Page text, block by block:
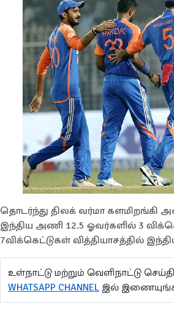
தொடர்ந்து திலக் வர்மா களமிறங்கி
இந்திய அணி 12.5 ஓவர்களில் 3
7விக்கெட்டுகள் வித்தியாசத்தில்
உள்நாட்டு மற்றும் வெளிநாட்டு
WHATSAPP CHANNEL இல்